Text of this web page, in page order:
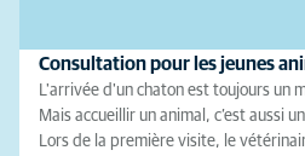
Consultation pour les jeunes
L'arrivée d'un chaton est toujours un
Mais accueillir un animal, c’est aussi
Lors de la première visite, le